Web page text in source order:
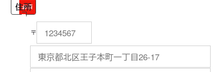
住所
必須
〒